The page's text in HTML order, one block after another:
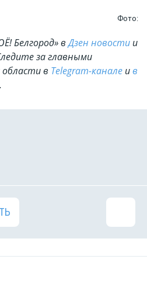
Фото:
Белгород» вДзен новости и
за главными
в Telegram-канале ив
.